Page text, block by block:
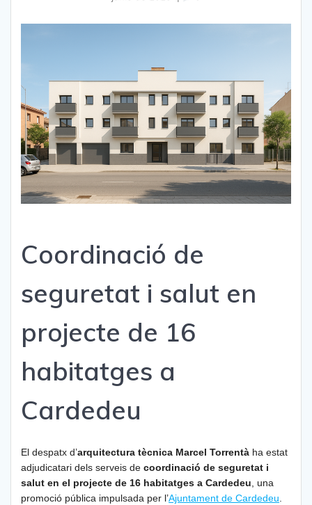
Coordinació de
seguretat i salut en
projecte de 16
habitatges a
Cardedeu
El despatx d’arquitectura tècnica Marcel Torrentà ha estat
adjudicatari dels serveis de coordinació de seguretat i
salut en el projecte de 16 habitatges a Cardedeu, una
promoció pública impulsada per l’Ajuntament de Cardedeu.